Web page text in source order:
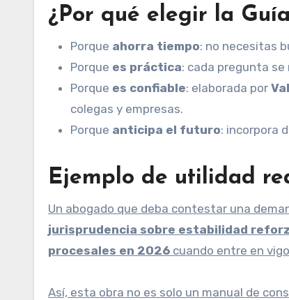
¿Por qué elegir la
Porque ahorra tiempo: no necesitas
Porque es práctica: cada pregunta
Porque es confiable: elaborada por
colegas y empresas.
Porque anticipa el futuro: incorpora
Ejemplo de utilidad
Un abogado que deba contestar una
jurisprudencia sobre estabilidad
procesales en 2026 cuando entre en
Así, esta obra no es solo un manual de